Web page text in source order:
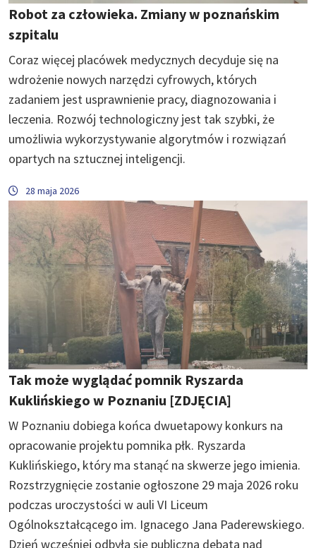
Robot za człowieka. Zmiany w poznańskim
szpitalu
Coraz więcej placówek medycznych decyduje się na
wdrożenie nowych narzędzi cyfrowych, których
zadaniem jest usprawnienie pracy, diagnozowania i
leczenia. Rozwój technologiczny jest tak szybki, że
umożliwia wykorzystywanie algorytmów i rozwiązań
opartych na sztucznej inteligencji.
28 maja 2026
Tak może wyglądać pomnik Ryszarda
Kuklińskiego w Poznaniu [ZDJĘCIA]
W Poznaniu dobiega końca dwuetapowy konkurs na
opracowanie projektu pomnika płk. Ryszarda
Kuklińskiego, który ma stanąć na skwerze jego imienia.
Rozstrzygnięcie zostanie ogłoszone 29 maja 2026 roku
podczas uroczystości w auli VI Liceum
Ogólnokształcącego im. Ignacego Jana Paderewskiego.
Dzień wcześniej odbyła się publiczna debata nad